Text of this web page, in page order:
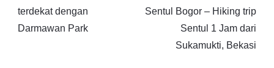
terdekat dengan
Darmawan Park
Sentul Bogor – Hiking trip
Sentul 1 Jam dari
Sukamukti, Bekasi